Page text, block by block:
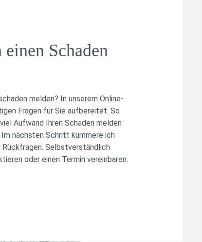
Schaden
melden? In unserem Online-
Fragen für Sie aufbereitet. So
Aufwand Ihren Schaden melden
nächsten Schritt kümmere ich
Rückfragen. Selbstverständlich
oder einen Termin vereinbaren.